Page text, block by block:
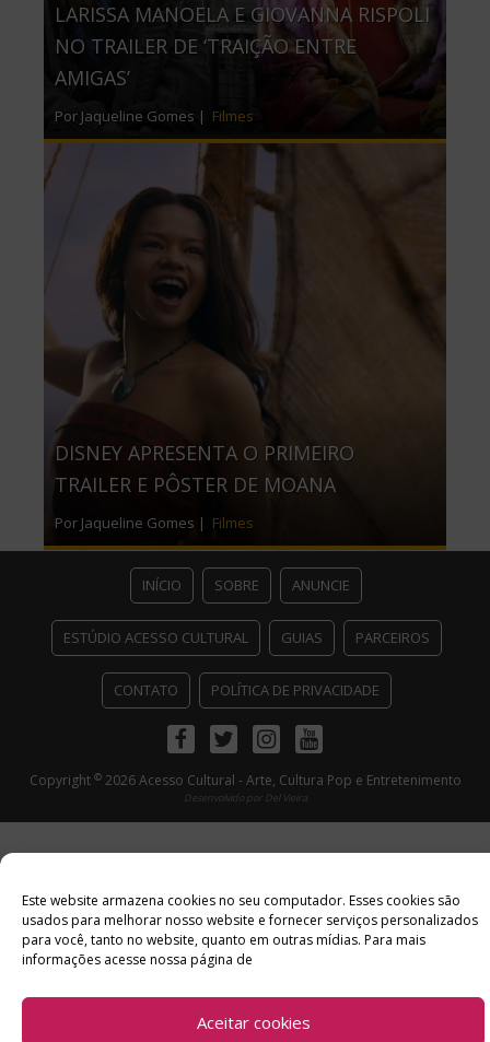
Este website armazena cookies no seu computador. Esses cookies são
usados ​​para melhorar nosso website e fornecer serviços personalizados
para você, tanto no website, quanto em outras mídias. Para mais
informações acesse nossa página de
Aceitar cookies
LARISSA MANOELA E GIOVANNA RISPOLI
NO TRAILER DE ‘TRAIÇÃO ENTRE
AMIGAS’
Por Jaqueline Gomes | Filmes
DISNEY APRESENTA O PRIMEIRO
TRAILER E PÔSTER DE MOANA
Por Jaqueline Gomes | Filmes
INÍCIO SOBRE ANUNCIE
ESTÚDIO ACESSO CULTURAL GUIAS PARCEIROS
CONTATO POLÍTICA DE PRIVACIDADE
FacebookTwitterInstagramYoutube
Copyright ©2026 Acesso Cultural - Arte, Cultura Pop e Entretenimento
Desenvolvido por Del Vieira